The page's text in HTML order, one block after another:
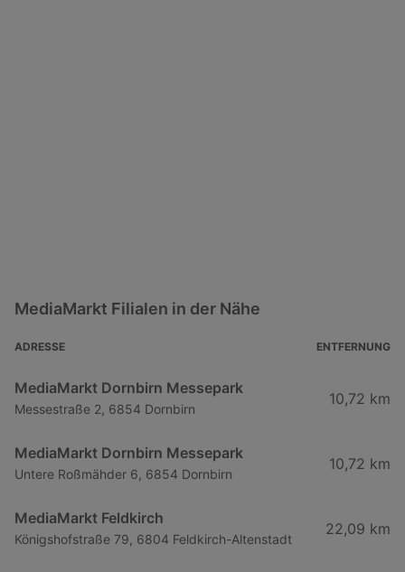
MediaMarkt Filialen in der Nähe
ADRESSE ENTFERNUNG
MediaMarkt Dornbirn Messepark
Messestraße 2, 6854 Dornbirn
10,72 km
MediaMarkt Dornbirn Messepark
Untere Roßmähder 6, 6854 Dornbirn
10,72 km
MediaMarkt Feldkirch
Königshofstraße 79, 6804 Feldkirch-Altenstadt
22,09 km